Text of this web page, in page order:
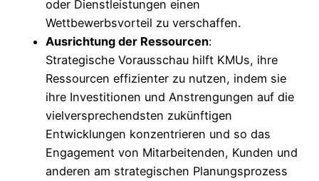
oder Dienstleistungen einen
Wettbewerbsvorteil zu verschaffen.
Ausrichtung der Ressourcen:
Strategische Vorausschau hilft KMUs, ihre
Ressourcen effizienter zu nutzen, indem sie
ihre Investitionen und Anstrengungen auf die
vielversprechendsten zukünftigen
Entwicklungen konzentrieren und so das
Engagement von Mitarbeitenden, Kunden und
anderen am strategischen Planungsprozess